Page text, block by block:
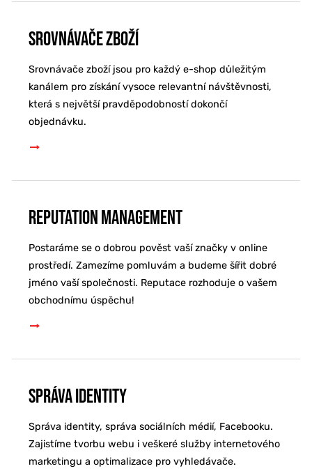
Srovnávače zboží
Srovnávače zboží jsou pro každý e-shop důležitým
kanálem pro získání vysoce relevantní návštěvnosti,
která s největší pravděpodobností dokončí
objednávku.
Reputation Management
Postaráme se o dobrou pověst vaší značky v online
prostředí. Zamezíme pomluvám a budeme šířit dobré
jméno vaší společnosti. Reputace rozhoduje o vašem
obchodnímu úspěchu!
Správa identity
Správa identity, správa sociálních médií, Facebooku.
Zajistíme tvorbu webu i veškeré služby internetového
marketingu a optimalizace pro vyhledávače.